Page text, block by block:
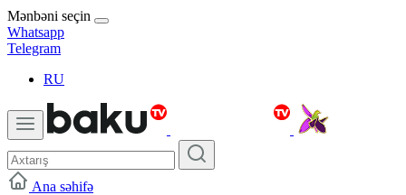
Mənbəni seçin
Whatsapp
Telegram
RU
Ana səhifə